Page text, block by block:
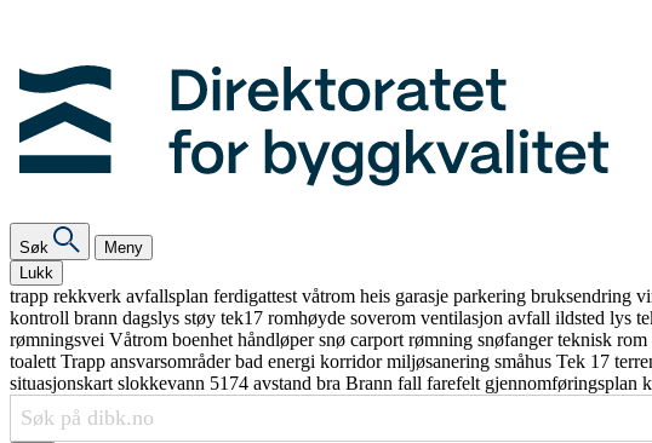
Søk
Meny
Lukk
trapp rekkverk avfallsplan ferdigattest våtrom heis garasje parkering bruksendring
kontroll brann dagslys støy tek17 romhøyde soverom ventilasjon avfall ildsted lys
rømningsvei Våtrom boenhet håndløpersnø carport rømning snøfangerteknisk rom
toalett Trapp ansvarsområderbad energi korridormiljøsanering småhus Tek 17
situasjonskart slokkevann 5174 avstand bra Brann fall farefelt gjennomføringsplan